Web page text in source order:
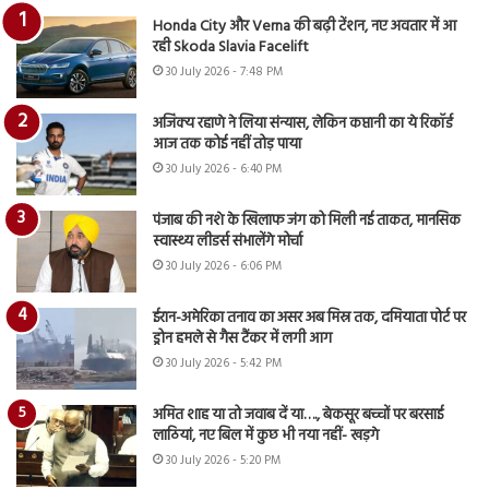
Honda City और Verna की बढ़ी टेंशन, नए अवतार में आ
रही Skoda Slavia Facelift
30 July 2026 - 7:48 PM
अजिंक्य रहाणे ने लिया संन्यास, लेकिन कप्तानी का ये रिकॉर्ड
आज तक कोई नहीं तोड़ पाया
30 July 2026 - 6:40 PM
पंजाब की नशे के खिलाफ जंग को मिली नई ताकत, मानसिक
स्वास्थ्य लीडर्स संभालेंगे मोर्चा
30 July 2026 - 6:06 PM
ईरान-अमेरिका तनाव का असर अब मिस्र तक, दमियाता पोर्ट पर
ड्रोन हमले से गैस टैंकर में लगी आग
30 July 2026 - 5:42 PM
अमित शाह या तो जवाब दें या…., बेकसूर बच्चों पर बरसाई
लाठियां, नए बिल में कुछ भी नया नहीं- खड़गे
30 July 2026 - 5:20 PM